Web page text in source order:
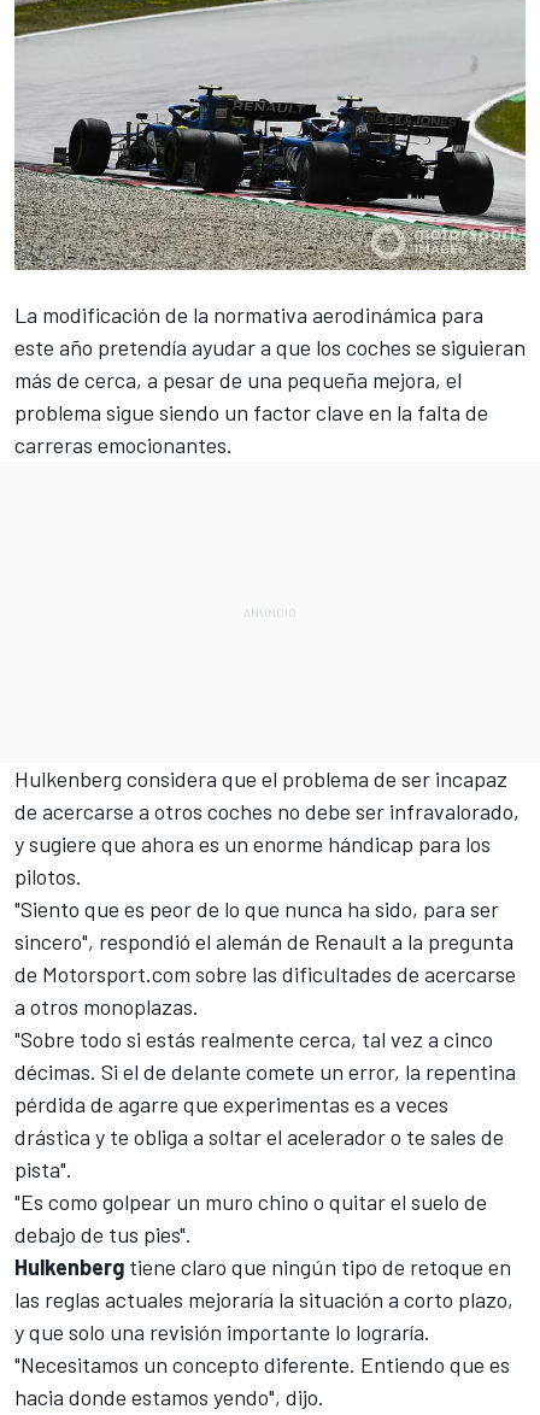
La modificación de la normativa aerodinámica para
este año pretendía ayudar a que los coches se siguieran
más de cerca, a pesar de una pequeña mejora, el
problema sigue siendo un factor clave en la falta de
carreras emocionantes.
Hulkenberg considera que el problema de ser incapaz
de acercarse a otros coches no debe ser infravalorado,
y sugiere que ahora es un enorme hándicap para los
pilotos.
"Siento que es peor de lo que nunca ha sido, para ser
sincero", respondió el alemán de Renault a la pregunta
de Motorsport.com sobre las dificultades de acercarse
a otros monoplazas.
"Sobre todo si estás realmente cerca, tal vez a cinco
décimas. Si el de delante comete un error, la repentina
pérdida de agarre que experimentas es a veces
drástica y te obliga a soltar el acelerador o te sales de
pista".
"Es como golpear un muro chino o quitar el suelo de
debajo de tus pies".
Hulkenberg tiene claro que ningún tipo de retoque en
las reglas actuales mejoraría la situación a corto plazo,
y que solo una revisión importante lo lograría.
"Necesitamos un concepto diferente. Entiendo que es
hacia donde estamos yendo", dijo.